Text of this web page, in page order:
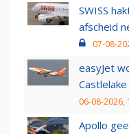
SWISS
afscheid
07-08-
easyJet
06-08-2026,
Apollo